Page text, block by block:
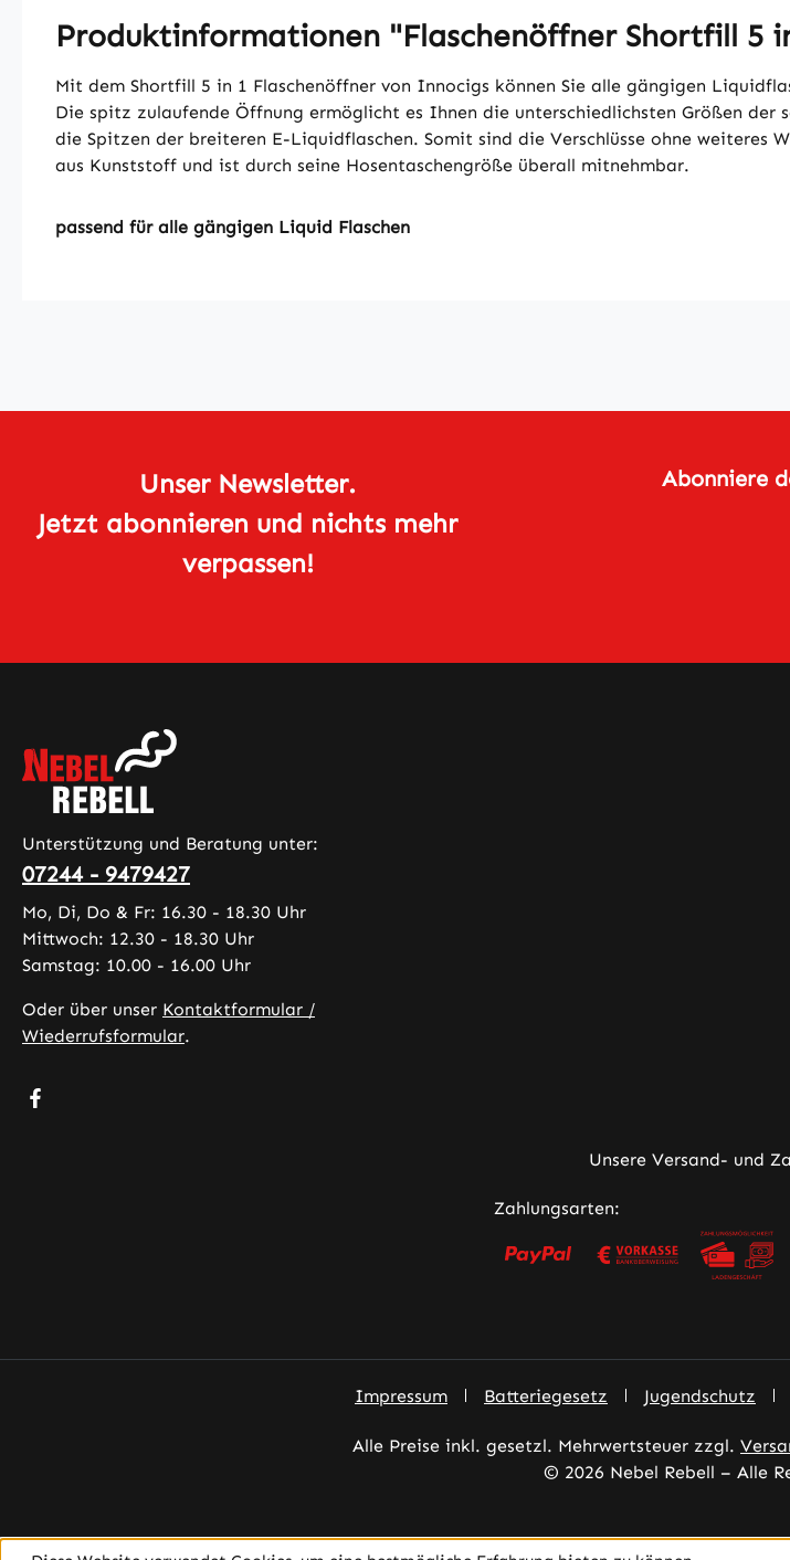
Produktinformationen "Flaschenöffner Shortfill 5
Mit dem Shortfill 5 in 1 Flaschenöffner von Innocigs können Sie alle gängigen
Die spitz zulaufende Öffnung ermöglicht es Ihnen die unterschiedlichsten Größen
die Spitzen der breiteren E-Liquidflaschen. Somit sind die Verschlüsse ohne weiteres
aus Kunststoff und ist durch seine Hosentaschengröße überall mitnehmbar.
passend für alle gängigen Liquid Flaschen
Unser Newsletter.
Jetzt abonnieren und nichts mehr
verpassen!
Abonniere
Unterstützung und Beratung unter:
07244 - 9479427
Mo, Di, Do & Fr: 16.30 - 18.30 Uhr
Mittwoch: 12.30 - 18.30 Uhr
Samstag: 10.00 - 16.00 Uhr
Oder über unser Kontaktformular /
Wiederrufsformular.
Besuche uns auf Facebook – öffnet in neuem Tab (externer Link)
Unsere Versand- und
Zahlungsarten:
Impressum Batteriegesetz Jugendschutz
Alle Preise inkl. gesetzl. Mehrwertsteuer zzgl.
© 2026 Nebel Rebell – Alle